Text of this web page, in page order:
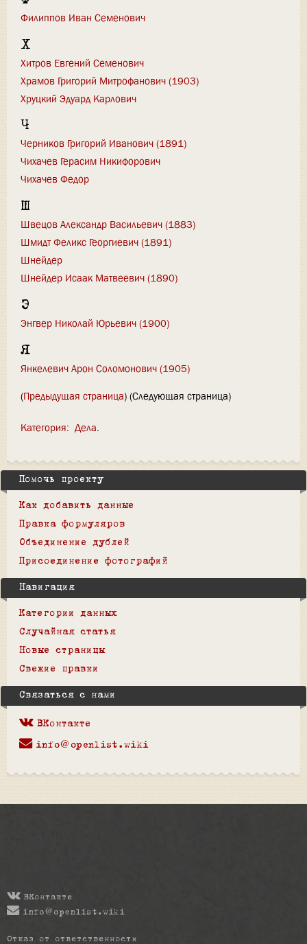
Филиппов Иван Семенович
Х
Хитров Евгений Семенович
Храмов Григорий Митрофанович (1903)
Хруцкий Эдуард Карлович
Ч
Черников Григорий Иванович (1891)
Чихачев Герасим Никифорович
Чихачев Федор
Ш
Швецов Александр Васильевич (1883)
Шмидт Феликс Георгиевич (1891)
Шнейдер
Шнейдер Исаак Матвеевич (1890)
Э
Энгвер Николай Юрьевич (1900)
Я
Янкелевич Арон Соломонович (1905)
(Предыдущая страница) (Следующая страница)
Категория: Дела
Помочь проекту
Как добавить данные
Правка формуляров
Объединение дублей
Присоединение фотографий
Навигация
Категории данных
Случайная статья
Новые страницы
Свежие правки
Связаться с нами
ВКонтакте
info@openlist.wiki
ВКонтакте
info@openlist.wiki
Отказ от ответственности